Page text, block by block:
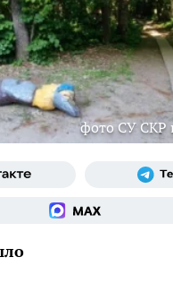
фото СУ СКР